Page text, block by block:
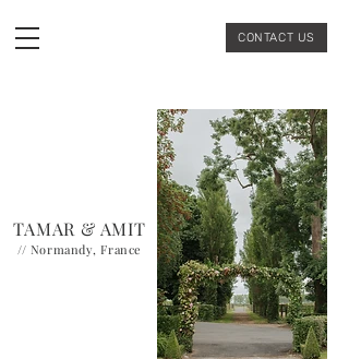
CONTACT US
TAMAR & AMIT
// Normandy, France